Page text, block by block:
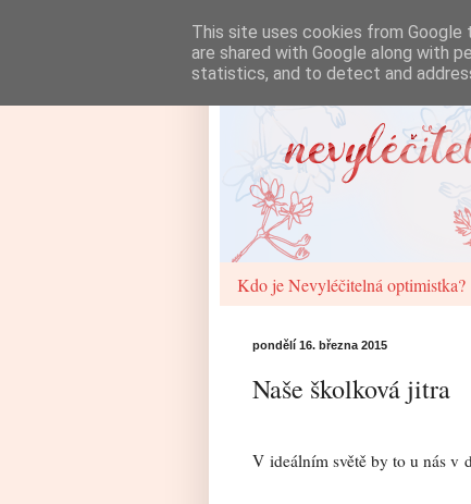
Kdo je Nevyléčitelná optimistka?
pondělí 16. března 2015
Naše školková jitra
V ideálním světě by to u nás v
This site uses cookies from Google
are shared with Google along with
statistics, and to detect and